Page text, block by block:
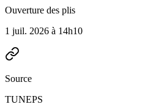
Ouverture des plis
1 juil. 2026 à 14h10
Source
TUNEPS